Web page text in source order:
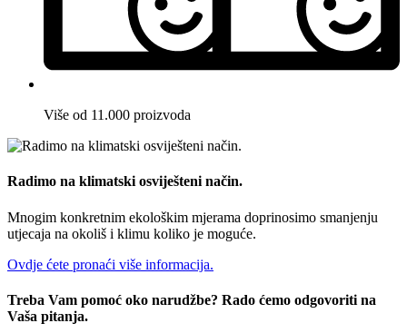
Više od 11.000 proizvoda
Radimo na klimatski osviješteni način.
Mnogim konkretnim ekološkim mjerama doprinosimo smanjenju
utjecaja na okoliš i klimu koliko je moguće.
Ovdje ćete pronaći više informacija.
Treba Vam pomoć oko narudžbe? Rado ćemo odgovoriti na
Vaša pitanja.